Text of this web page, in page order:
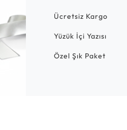
Ücretsiz Kargo
Yüzük İçi Yazısı
Özel Şık Paket